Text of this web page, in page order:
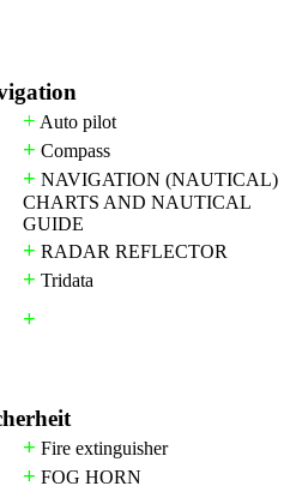
+ Auto pilot
+ Compass
+ NAVIGATION (NAUTICAL)
CHARTS AND NAUTICAL
GUIDE
+ RADAR REFLECTOR
+ Tridata
+
+ Fire extinguisher
+ FOG HORN